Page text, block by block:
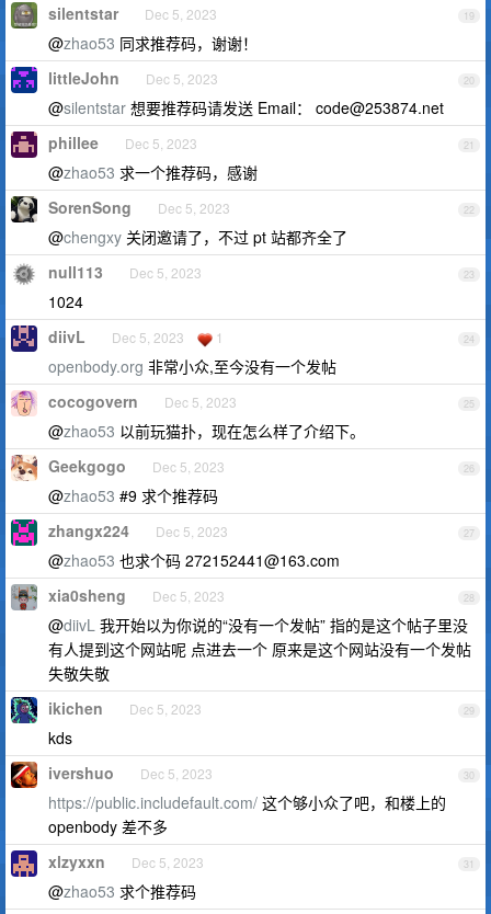
19
silentstar Dec 5, 2023
@zhao53 同求推荐码，谢谢！
20
littleJohn Dec 5, 2023
@silentstar 想要推荐码请发送 Email： code@253874.net
21
phillee Dec 5, 2023
@zhao53 求一个推荐码，感谢
22
SorenSong Dec 5, 2023
@chengxy 关闭邀请了，不过 pt 站都齐全了
23
null113 Dec 5, 2023
1024
24
diivL Dec 5, 2023 1
openbody.org 非常小众,至今没有一个发帖
25
cocogovern Dec 5, 2023
@zhao53 以前玩猫扑，现在怎么样了介绍下。
26
Geekgogo Dec 5, 2023
@zhao53 #9 求个推荐码
27
zhangx224 Dec 5, 2023
@zhao53 也求个码 272152441@163.com
28
xia0sheng Dec 5, 2023
@diivL 我开始以为你说的“没有一个发帖” 指的是这个帖子里没
有人提到这个网站呢 点进去一个 原来是这个网站没有一个发帖
失敬失敬
29
ikichen Dec 5, 2023
kds
30
ivershuo Dec 5, 2023
https://public.includefault.com/ 这个够小众了吧，和楼上的
openbody 差不多
31
xlzyxxn Dec 5, 2023
@zhao53 求个推荐码